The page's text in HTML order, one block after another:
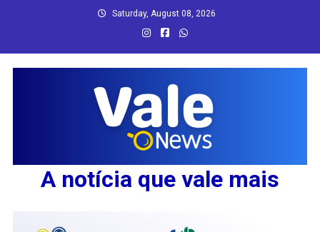
Saturday, August 08, 2026
A notícia que vale mais